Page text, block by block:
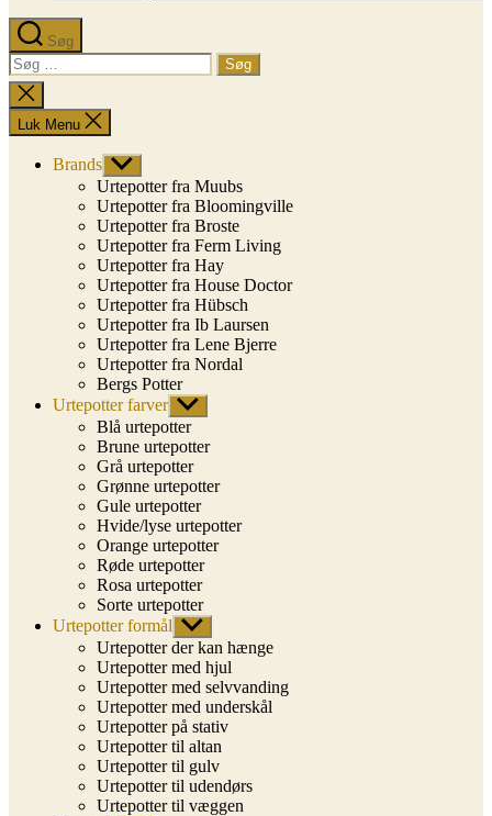
Søg
Søg
efter:
Luk
søgning
Luk Menu
Brands Vis
undermenu
Urtepotter fra Muubs
Urtepotter fra Bloomingville
Urtepotter fra Broste
Urtepotter fra Ferm Living
Urtepotter fra Hay
Urtepotter fra House Doctor
Urtepotter fra Hübsch
Urtepotter fra Ib Laursen
Urtepotter fra Lene Bjerre
Urtepotter fra Nordal
Bergs Potter
Urtepotter farver Vis
undermenu
Blå urtepotter
Brune urtepotter
Grå urtepotter
Grønne urtepotter
Gule urtepotter
Hvide/lyse urtepotter
Orange urtepotter
Røde urtepotter
Rosa urtepotter
Sorte urtepotter
Urtepotter formål Vis
undermenu
Urtepotter der kan hænge
Urtepotter med hjul
Urtepotter med selvvanding
Urtepotter med underskål
Urtepotter på stativ
Urtepotter til altan
Urtepotter til gulv
Urtepotter til udendørs
Urtepotter til væggen